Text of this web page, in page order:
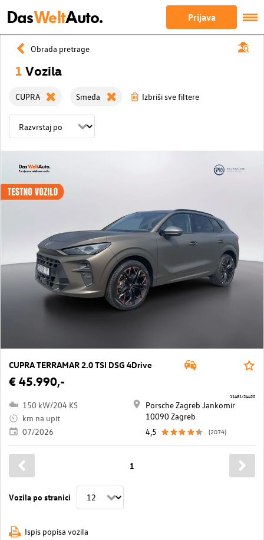
DasWeltAuto. Prijava
Obrada pretrage
1 Vozila
CUPRA Smeđa Izbriši sve filtere
CUPRA TERRAMAR 2.0 TSI DSG 4Drive
€ 45.990,-
150 kW/204 KS
km na upit
07/2026
Porsche Zagreb Jankomir
10090 Zagreb
4,5
(2074)
11481/24420
Vozila po stranici
1
Ispis popisa vozila